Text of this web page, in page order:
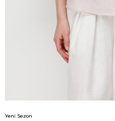
Yeni Sezon